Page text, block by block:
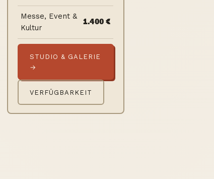
Messe, Event &
Kultur
1.400 €
STUDIO & GALERIE
→
VERFÜGBARKEIT